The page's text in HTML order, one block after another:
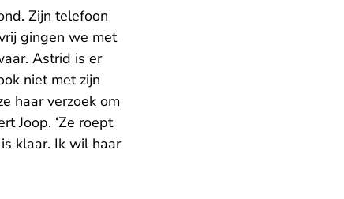
Zijn telefoon
gingen we met
Astrid is er
niet met zijn
haar verzoek om
Joop. ‘Ze roept
klaar. Ik wil haar